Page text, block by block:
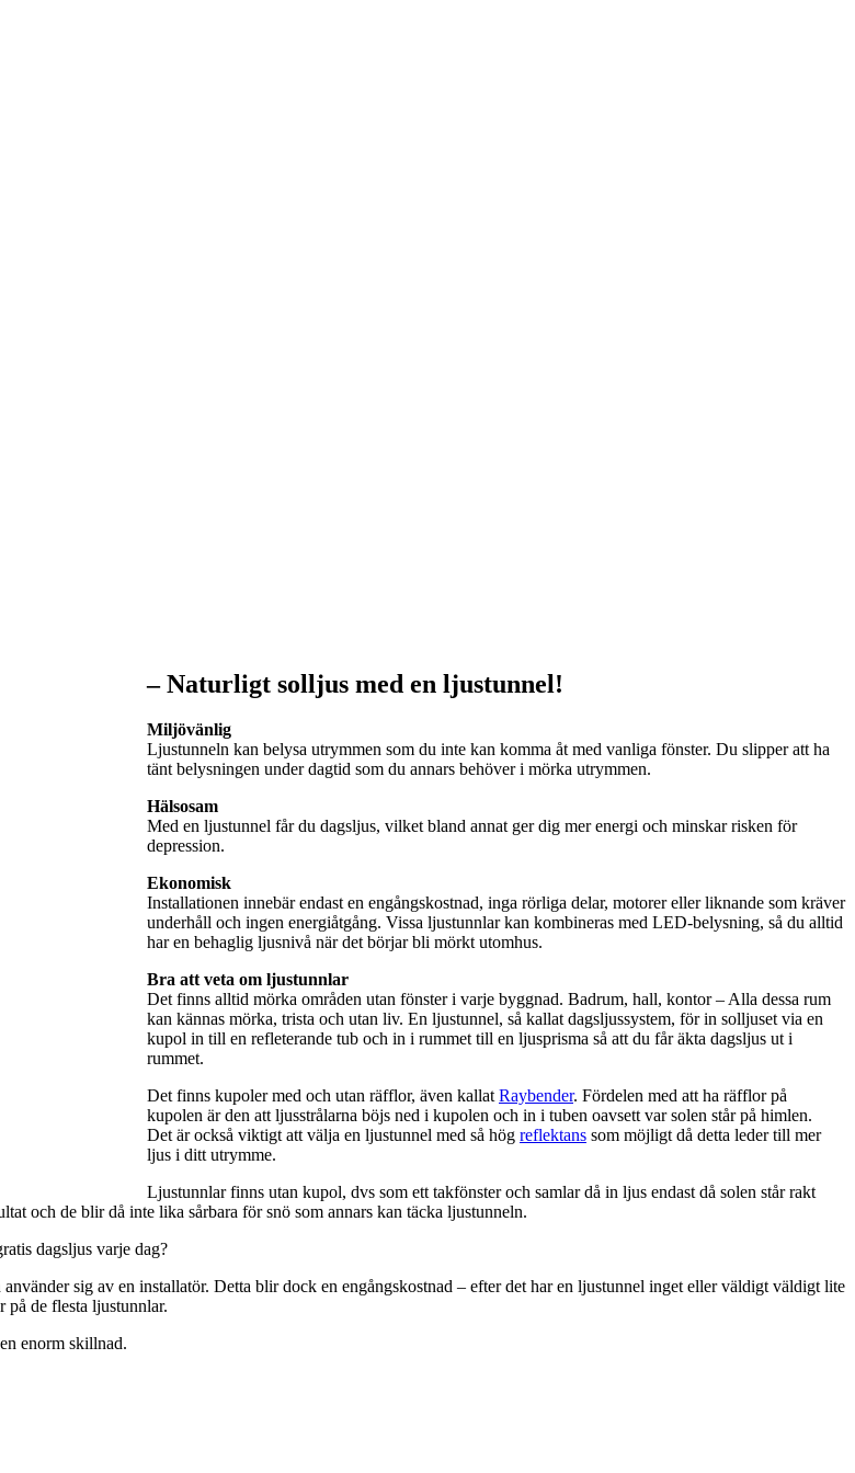
– Naturligt solljus med en ljustunnel!
Miljövänlig
Ljustunneln kan belysa utrymmen som du inte kan komma åt med vanliga fönster. Du slipper att ha
tänt belysningen under dagtid som du annars behöver i mörka utrymmen.
Hälsosam
Med en ljustunnel får du dagsljus, vilket bland annat ger dig mer energi och minskar risken för
depression.
Ekonomisk
Installationen innebär endast en engångskostnad, inga rörliga delar, motorer eller liknande som kräver
underhåll och ingen energiåtgång. Vissa ljustunnlar kan kombineras med LED-belysning, så du alltid
har en behaglig ljusnivå när det börjar bli mörkt utomhus.
Bra att veta om ljustunnlar
Det finns alltid mörka områden utan fönster i varje byggnad. Badrum, hall, kontor – Alla dessa rum
kan kännas mörka, trista och utan liv. En ljustunnel, så kallat dagsljussystem, för in solljuset via en
kupol in till en refleterande tub och in i rummet till en ljusprisma så att du får äkta dagsljus ut i
rummet.
Det finns kupoler med och utan räfflor, även kallatRaybender. Fördelen med att ha räfflor på
kupolen är den att ljusstrålarna böjs ned i kupolen och in i tuben oavsett var solen står på himlen.
Det är också viktigt att välja en ljustunnel med så hög reflektans som möjligt då detta leder till mer
ljus i ditt utrymme.
Ljustunnlar finns utan kupol, dvs som ett takfönster och samlar då in ljus endast då solen står rakt
och de blir då inte lika sårbara för snö som annars kan täcka ljustunneln.
dagsljus varje dag?
sig av en installatör. Detta blir dock en engångskostnad – efter det har en ljustunnel inget eller väldigt väldigt lite
på de flesta ljustunnlar.
enorm skillnad.